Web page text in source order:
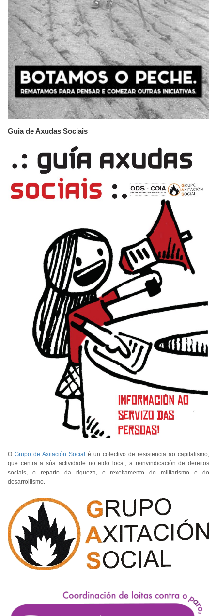
Guia de Axudas Sociais
O Grupo de Axitación Social é un colectivo de resistencia ao capitalismo,
que centra a súa actividade no eido local, a reinvindicación de dereitos
sociais, o reparto da riqueza, e rexeitamento do militarismo e do
desarrollismo.